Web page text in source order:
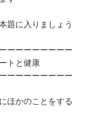
題に入りましょう
ーーーーーーーー
トと健康
ーーーーーーーー
ほかのことをする